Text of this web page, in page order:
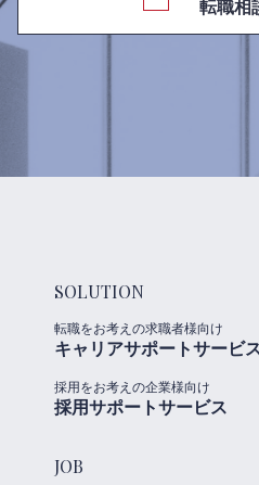
転職相
SOLUTION
転職をお考えの求職者様向け
キャリアサポートサービ
採用をお考えの企業様向け
採用サポートサービス
JOB